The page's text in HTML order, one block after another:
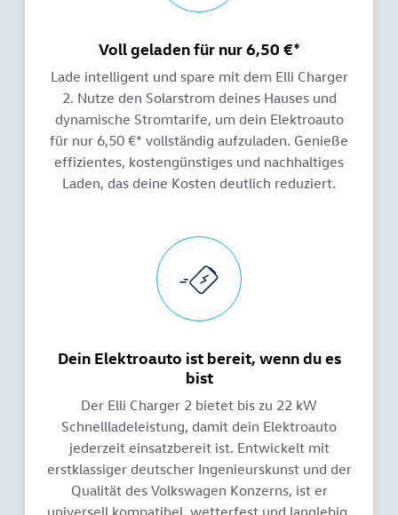
Voll geladen für nur 6,50 €*
Lade intelligent und spare mit dem Elli Charger
2. Nutze den Solarstrom deines Hauses und
dynamische Stromtarife, um dein Elektroauto
für nur 6,50 €* vollständig aufzuladen. Genieße
effizientes, kostengünstiges und nachhaltiges
Laden, das deine Kosten deutlich reduziert.
Dein Elektroauto ist bereit, wenn du es
bist
Der Elli Charger 2 bietet bis zu 22 kW
Schnellladeleistung, damit dein Elektroauto
jederzeit einsatzbereit ist. Entwickelt mit
erstklassiger deutscher Ingenieurskunst und der
Qualität des Volkswagen Konzerns, ist er